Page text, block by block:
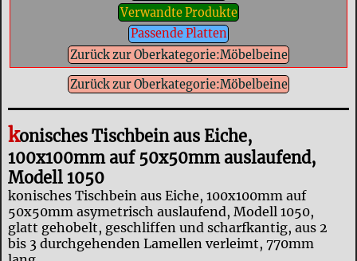
Verwandte Produkte
Passende Platten
Zurück zur Oberkategorie:Möbelbeine
Zurück zur Oberkategorie:Möbelbeine
konisches Tischbein aus Eiche,
100x100mm auf 50x50mm auslaufend,
Modell 1050
konisches Tischbein aus Eiche, 100x100mm auf
50x50mm asymetrisch auslaufend, Modell 1050,
glatt gehobelt, geschliffen und scharfkantig, aus 2
bis 3 durchgehenden Lamellen verleimt, 770mm